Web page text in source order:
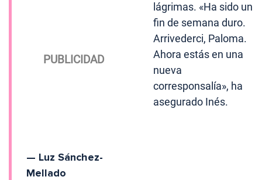
— Luz Sánchez-
Mellado
lágrimas. «Ha sido un
fin de semana duro.
Arrivederci, Paloma.
Ahora estás en una
nueva
corresponsalía», ha
asegurado Inés.